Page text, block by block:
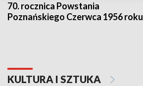
70. rocznica Powstania
Poznańskiego Czerwca 1956 roku
KULTURA I SZTUKA